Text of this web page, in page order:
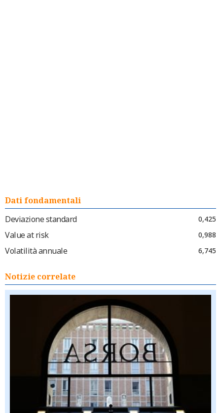
Dati fondamentali
Deviazione standard
0,425
Value at risk 0,988
Volatilità annuale 6,745
Notizie correlate